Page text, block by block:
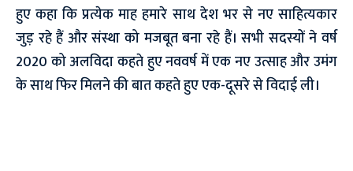
हुए कहा कि प्रत्येक माह हमारे साथ देश भर से नए साहित्यकार
जुड़ रहे हैं और संस्था को मजबूत बना रहे हैं। सभी सदस्यों ने वर्ष
2020 को अलविदा कहते हुए नववर्ष में एक नए उत्साह और उमंग
के साथ फिर मिलने की बात कहते हुए एक-दूसरे से विदाई ली।